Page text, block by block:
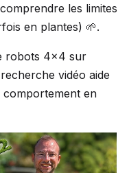
les limites
en plantes) 🌱.
robots 4×4 sur
vidéo aide
en